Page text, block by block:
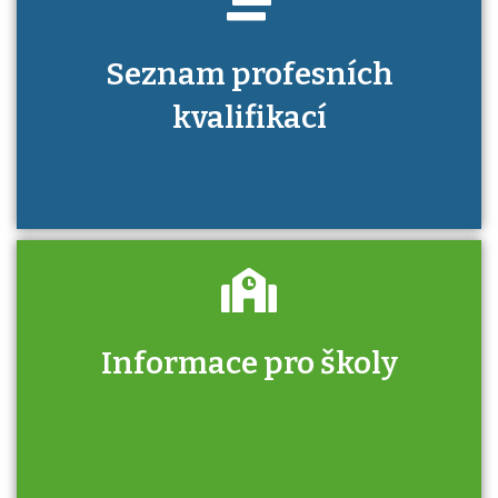
Seznam profesních
kvalifikací
Informace pro školy
Zjistěte, jak se přihlásit ke zkoušce a kde